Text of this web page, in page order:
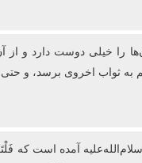
ها را خیلی دوست دارد و از
به ثواب اخروی برسد، و حتی
آمده است